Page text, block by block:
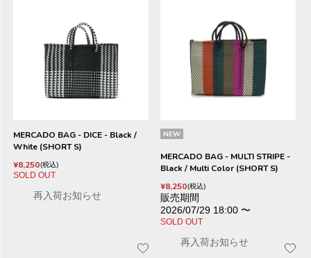
MERCADO BAG - DICE - Black /
White (SHORT S)
¥8,250 税込
SOLD OUT
再入荷お知らせ
NEW
MERCADO BAG - MULTI STRIPE -
Black / Multi Color (SHORT S)
¥8,250 税込
販売期間
2026/07/29 18:00 〜
SOLD OUT
再入荷お知らせ